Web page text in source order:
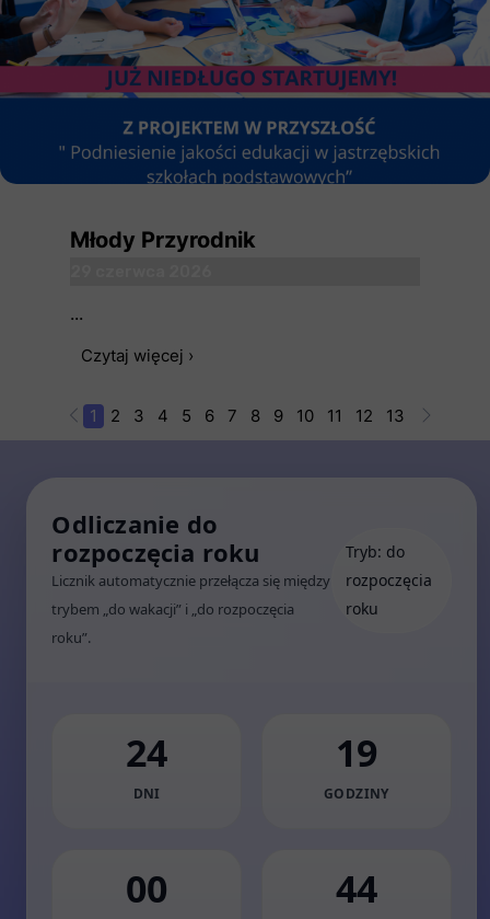
Młody Przyrodnik
...
Czytaj więcej ›
1 2 3 4 5 6 7 8 9 10 11 12 13 14